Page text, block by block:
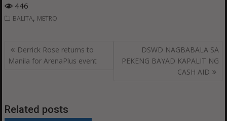
446
BALITA, METRO
Post
navigation
Derrick Rose returns to
Manila for ArenaPlus event
DSWD NAGBABALA SA
PEKENG BAYAD KAPALIT NG
CASH AID
Related posts